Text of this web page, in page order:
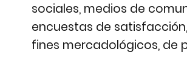
sociales, medios de
encuestas de
fines mercadológicos, de